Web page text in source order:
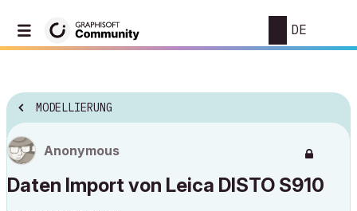
DE
MODELLIERUNG
Anonymous
Daten Import von Leica DISTO S910